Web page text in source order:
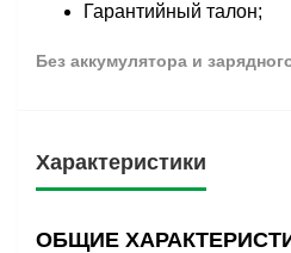
Гарантийный талон;
Без аккумулятора и
Характеристики
ОБЩИЕ